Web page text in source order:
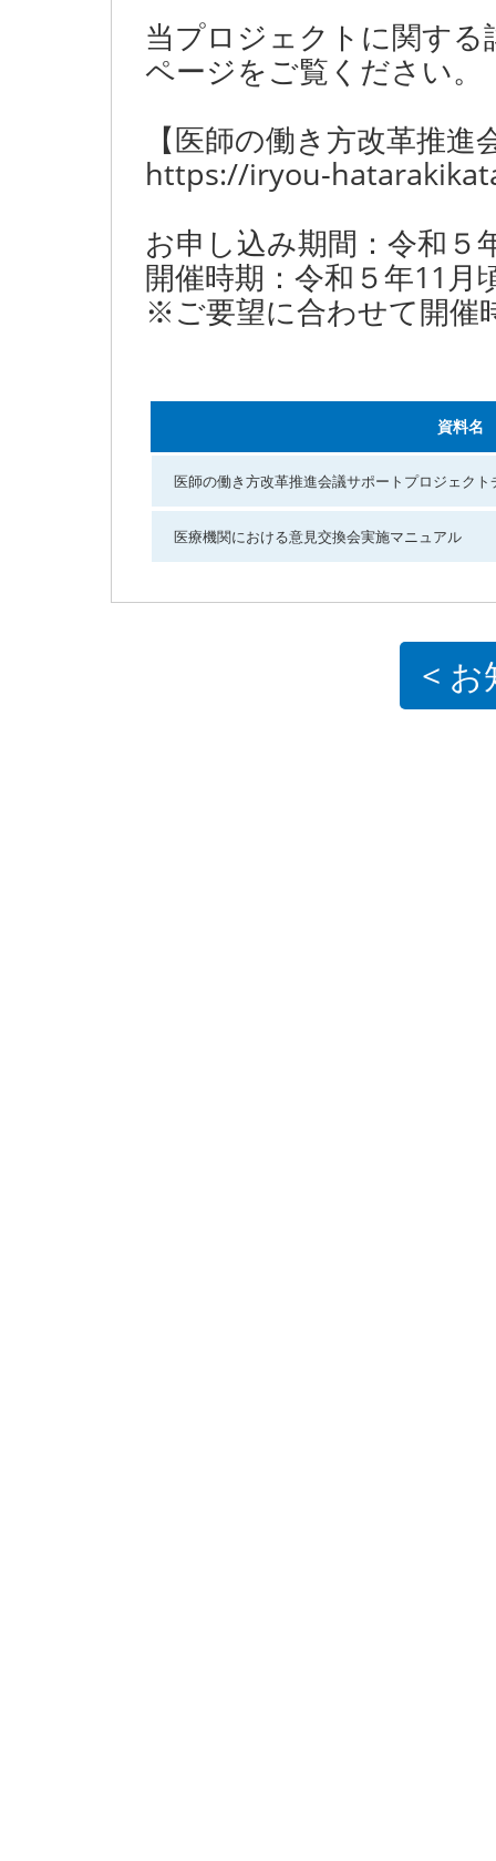
当プロジェクトに関す
ページをご覧ください。
【医師の働き方改革推
https://iryou-
お申し込み期間：令和５
開催時期：令和５年11月
※ご要望に合わせて開催
資料名
医師の働き方改革推進会議サポートプロジェクト
医療機関における意見交換会実施マニュアル
< お